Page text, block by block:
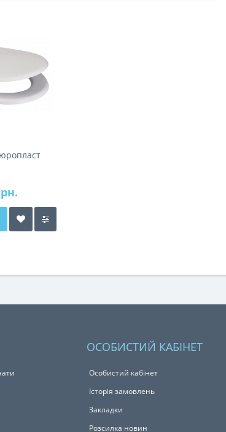
ОСОБИСТИЙ КАБІНЕТ
Особистий кабінет
Історія замовлень
Закладки
Розсилка новин